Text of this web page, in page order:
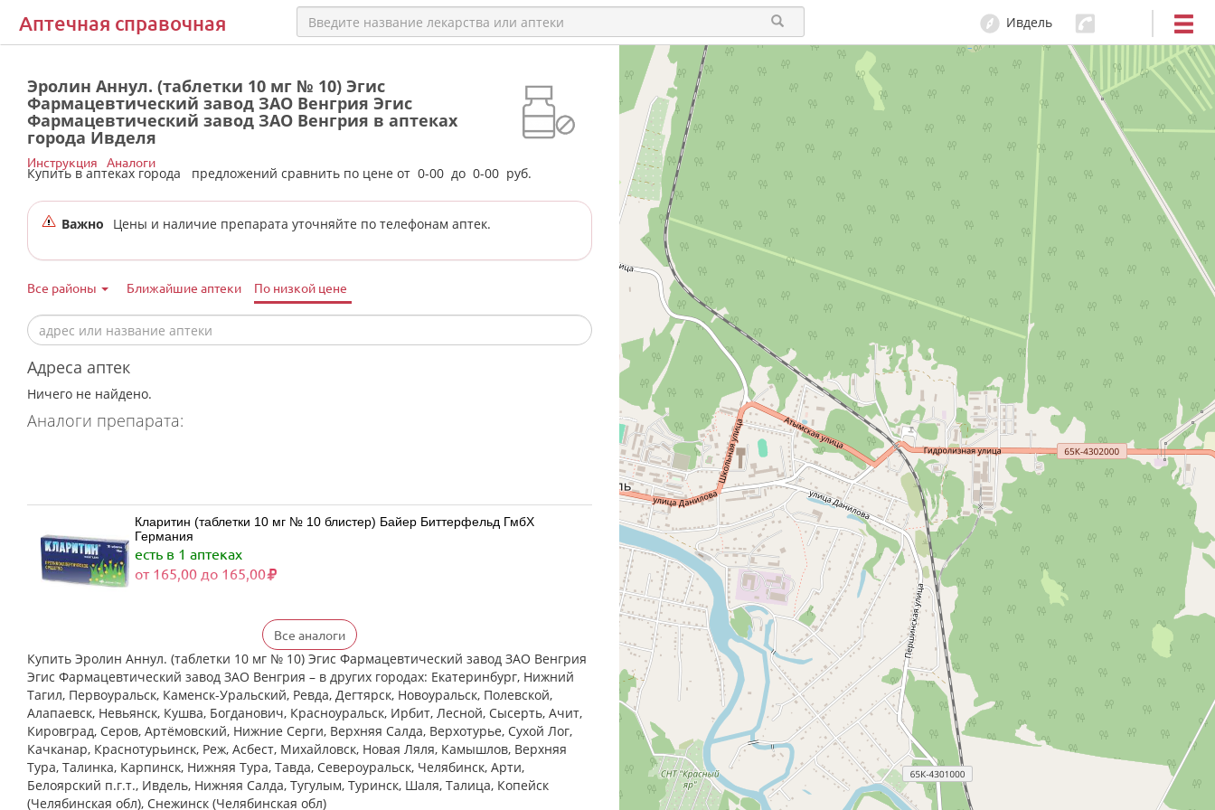
Аптечная справочная Ивдель
Эролин Аннул. (таблетки 10 мг № 10) Эгис
Фармацевтический завод ЗАО Венгрия Эгис
Фармацевтический завод ЗАО Венгрия в аптеках
города Ивделя
Купить в аптеках города предложений сравнить по цене от 0-00 до 0-00 руб.
Инструкция Аналоги
Важно Цены и наличие препарата уточняйте по телефонам аптек.
Все районы Ближайшие аптеки По низкой цене
Адреса аптек
Ничего не найдено.
Аналоги препарата:
Кларитин (таблетки 10 мг № 10 блистер) Байер Биттерфельд ГмбХ
Германия
есть в 1 аптеках
от 165,00 до 165,00
Кларитин (таблетки 10 мг № 30 блистер) Байер Биттерфельд ГмбХ
Германия
есть в 1 аптеках
от 372,00 до 372,00
Кларотадин (таблетки 10 мг N10) Акрихин ХФК ОАО - Россия Московская
область, Нагинский р-н, Старая Купавна
Нет в аптеках города
Все аналоги
Купить Эролин Аннул. (таблетки 10 мг № 10) Эгис Фармацевтический завод ЗАО Венгрия
Эгис Фармацевтический завод ЗАО Венгрия – в других городах: Екатеринбург, Нижний
Тагил, Первоуральск, Каменск-Уральский, Ревда, Дегтярск, Новоуральск, Полевской,
Алапаевск, Невьянск, Кушва, Богданович, Красноуральск, Ирбит, Лесной, Сысерть, Ачит,
Кировград, Серов, Артёмовский, Нижние Cерги, Верхняя Салда, Верхотурье, Сухой Лог,
Качканар, Краснотурьинск, Реж, Асбест, Михайловск, Новая Ляля, Камышлов, Верхняя
Тура, Талинка, Карпинск, Нижняя Тура, Тавда, Североуральск, Челябинск, Арти,
Белоярский п.г.т., Ивдель, Нижняя Салда, Тугулым, Туринск, Шаля, Талица, Копейск
(Челябинская обл), Снежинск (Челябинская обл)